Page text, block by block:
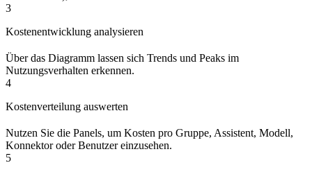
3
Kostenentwicklung analysieren
Über das Diagramm lassen sich Trends und Peaks im
Nutzungsverhalten erkennen.
4
Kostenverteilung auswerten
Nutzen Sie die Panels, um Kosten pro Gruppe, Assistent, Modell,
Konnektor oder Benutzer einzusehen.
5